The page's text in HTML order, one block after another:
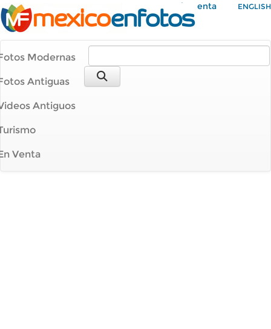
Mi Cuenta ENGLISH
Modernas
Antiguas
Antiguos
Venta